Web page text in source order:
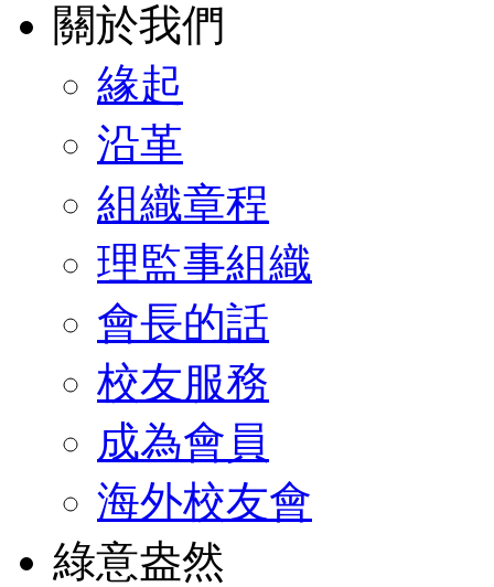
關於我們
緣起
沿革
組織章程
理監事組織
會長的話
校友服務
成為會員
海外校友會
綠意盎然